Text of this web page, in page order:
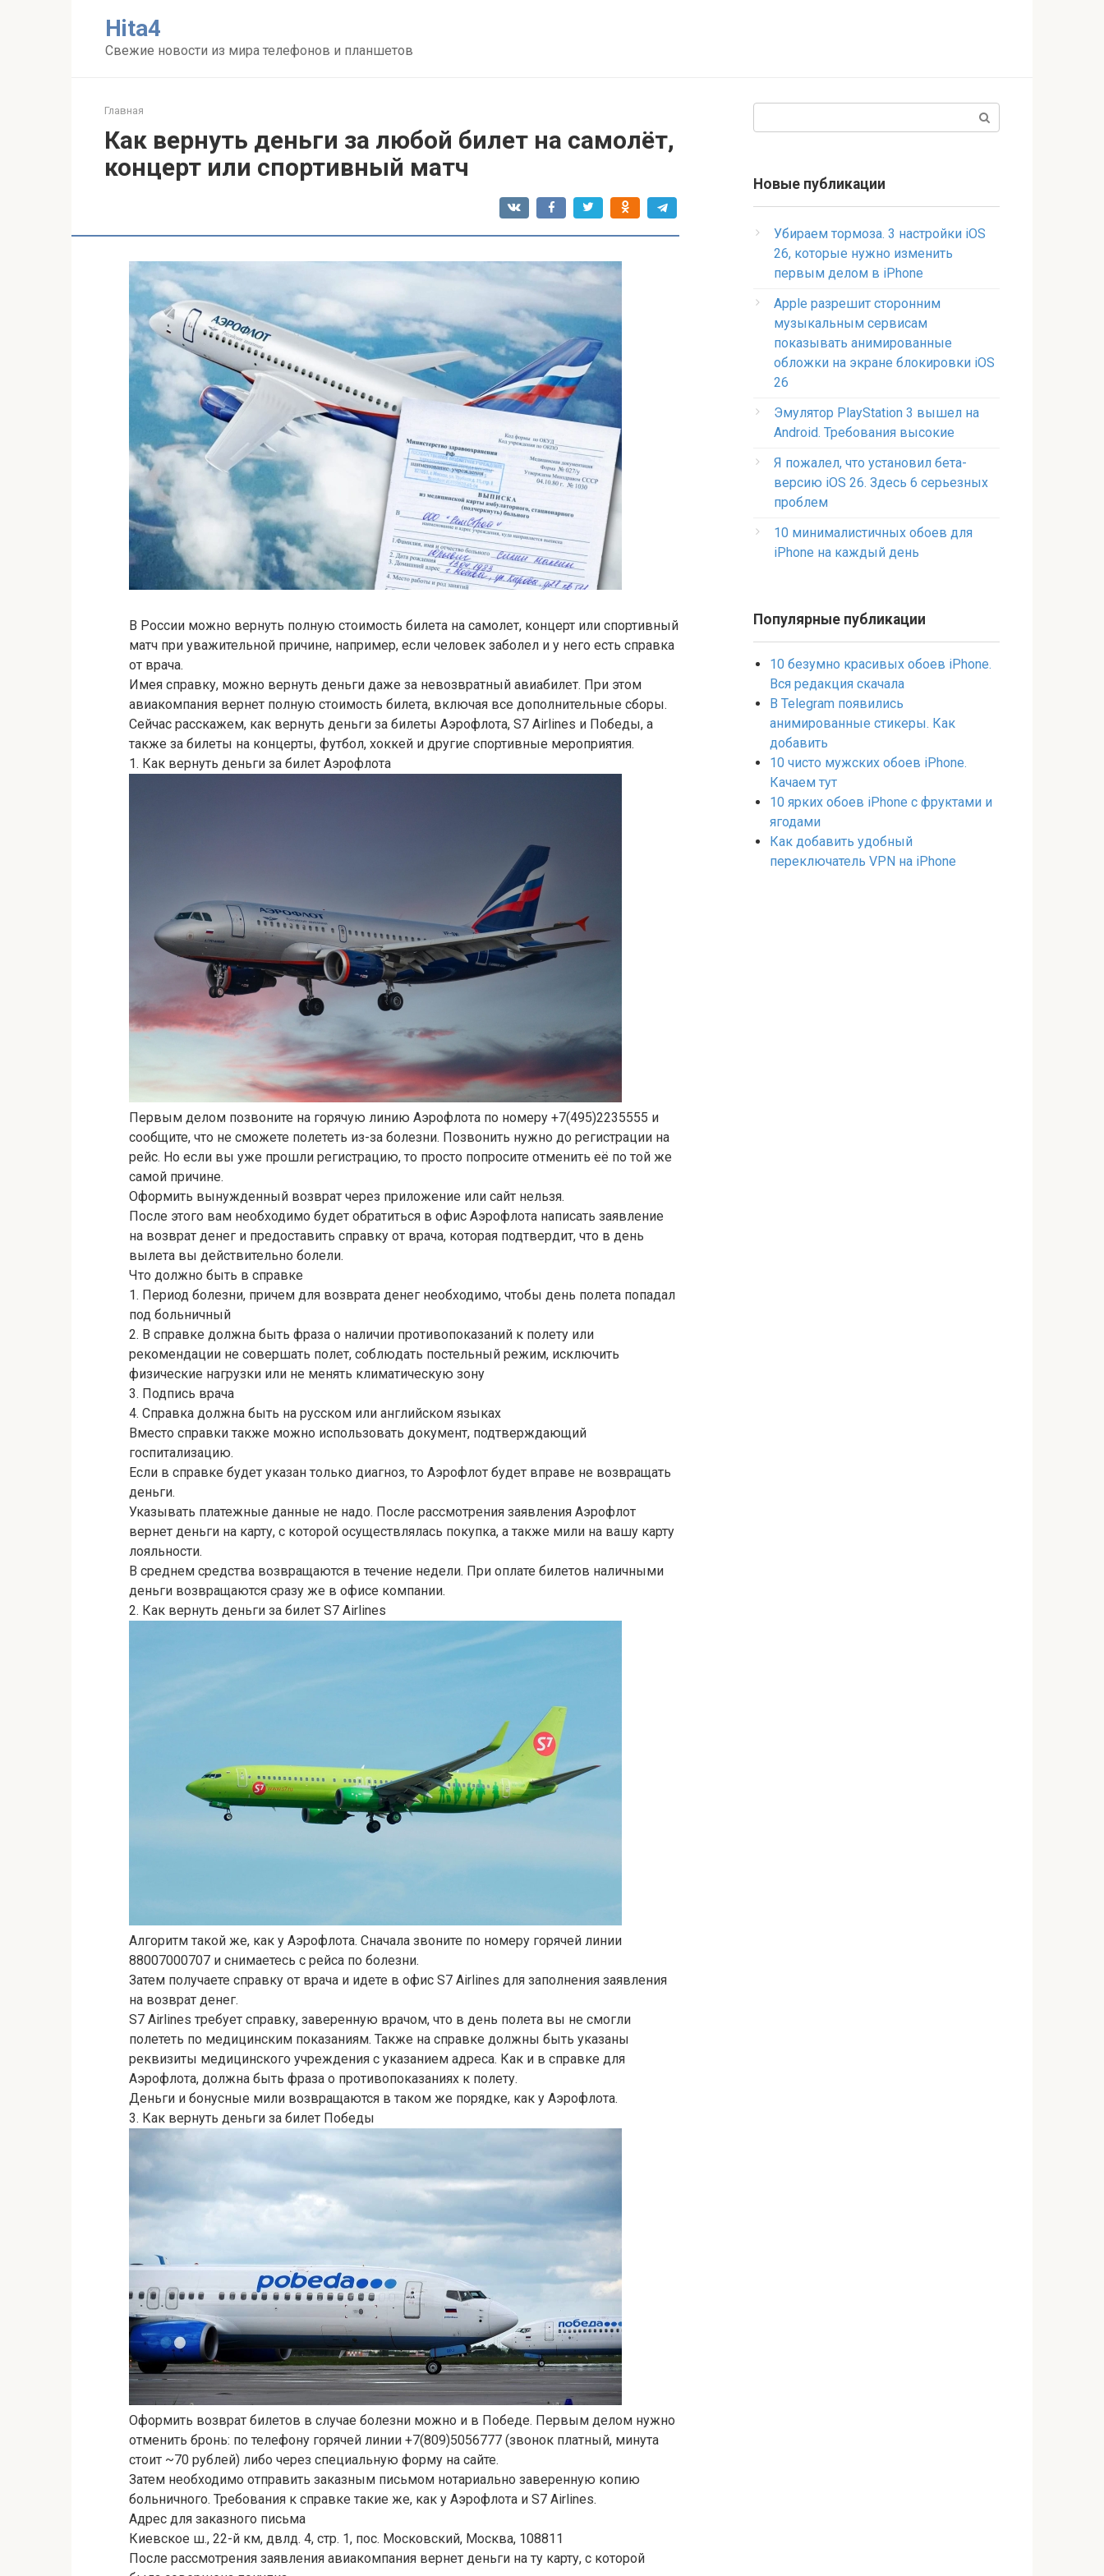
Нita4
Свежие новости из мира телефонов и планшетов
Главная
Как вернуть деньги за любой билет на самолёт,
концерт или спортивный матч
В России можно вернуть полную стоимость билета на самолет, концерт или спортивный
матч при уважительной причине, например, если человек заболел и у него есть справка
от врача.
Имея справку, можно вернуть деньги даже за невозвратный авиабилет. При этом
авиакомпания вернет полную стоимость билета, включая все дополнительные сборы.
Сейчас расскажем, как вернуть деньги за билеты Аэрофлота, S7 Airlines и Победы, а
также за билеты на концерты, футбол, хоккей и другие спортивные мероприятия.
1. Как вернуть деньги за билет Аэрофлота
Первым делом позвоните на горячую линию Аэрофлота по номеру +7(495)2235555 и
сообщите, что не сможете полететь из-за болезни. Позвонить нужно до регистрации на
рейс. Но если вы уже прошли регистрацию, то просто попросите отменить её по той же
самой причине.
Оформить вынужденный возврат через приложение или сайт нельзя.
После этого вам необходимо будет обратиться в офис Аэрофлота написать заявление
на возврат денег и предоставить справку от врача, которая подтвердит, что в день
вылета вы действительно болели.
Что должно быть в справке
1. Период болезни, причем для возврата денег необходимо, чтобы день полета попадал
под больничный
2. В справке должна быть фраза о наличии противопоказаний к полету или
рекомендации не совершать полет, соблюдать постельный режим, исключить
физические нагрузки или не менять климатическую зону
3. Подпись врача
4. Справка должна быть на русском или английском языках
Вместо справки также можно использовать документ, подтверждающий
госпитализацию.
Если в справке будет указан только диагноз, то Аэрофлот будет вправе не возвращать
деньги.
Указывать платежные данные не надо. После рассмотрения заявления Аэрофлот
вернет деньги на карту, с которой осуществлялась покупка, а также мили на вашу карту
лояльности.
В среднем средства возвращаются в течение недели. При оплате билетов наличными
деньги возвращаются сразу же в офисе компании.
2. Как вернуть деньги за билет S7 Airlines
Алгоритм такой же, как у Аэрофлота. Сначала звоните по номеру горячей линии
88007000707 и снимаетесь с рейса по болезни.
Затем получаете справку от врача и идете в офис S7 Airlines для заполнения заявления
на возврат денег.
S7 Airlines требует справку, заверенную врачом, что в день полета вы не смогли
полететь по медицинским показаниям. Также на справке должны быть указаны
реквизиты медицинского учреждения с указанием адреса. Как и в справке для
Аэрофлота, должна быть фраза о противопоказаниях к полету.
Деньги и бонусные мили возвращаются в таком же порядке, как у Аэрофлота.
3. Как вернуть деньги за билет Победы
Оформить возврат билетов в случае болезни можно и в Победе. Первым делом нужно
отменить бронь: по телефону горячей линии +7(809)5056777 (звонок платный, минута
стоит ~70 рублей) либо через специальную форму на сайте.
Затем необходимо отправить заказным письмом нотариально заверенную копию
больничного. Требования к справке такие же, как у Аэрофлота и S7 Airlines.
Адрес для заказного письма
Киевское ш., 22-й км, двлд. 4, стр. 1, пос. Московский, Москва, 108811
После рассмотрения заявления авиакомпания вернет деньги на ту карту, с которой
Новые публикации
Убираем тормоза. 3 настройки iOS
26, которые нужно изменить
первым делом в iPhone
Apple разрешит сторонним
музыкальным сервисам
показывать анимированные
обложки на экране блокировки iOS
26
Эмулятор PlayStation 3 вышел на
Android. Требования высокие
Я пожалел, что установил бета-
версию iOS 26. Здесь 6 серьезных
проблем
10 минималистичных обоев для
iPhone на каждый день
Популярные публикации
10 безумно красивых обоев iPhone.
Вся редакция скачала
В Telegram появились
анимированные стикеры. Как
добавить
10 чисто мужских обоев iPhone.
Качаем тут
10 ярких обоев iPhone с фруктами и
ягодами
Как добавить удобный
переключатель VPN на iPhone